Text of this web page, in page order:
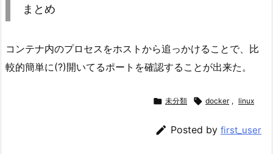
まとめ
コンテナ内のプロセスをホストから追っかけることで、比
較的簡単に(?)開いてるポートを確認することが出来た。
 未分類  docker , linux
 Posted by first_user